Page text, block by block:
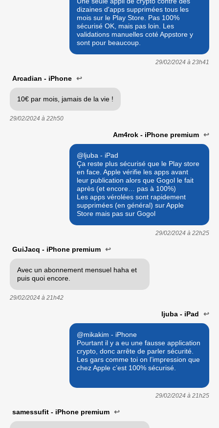
dizaines d'apps supprimées tous les
mois sur le Play Store. Pas 100%
sécurisé OK, mais pas loin. Les
validations manuelles coté Appstore y
sont pour beaucoup.
29/02/2024 à 23h41
Arcadian - iPhone ↩
10€ par mois, jamais de la vie !
29/02/2024 à 22h50
Am4rok - iPhone premium ↩
@ljuba - iPad
Ça reste plus sécurisé que le Play store
en face. Apple vérifie les apps avant
leur publication alors que Gogol le fait
après (et encore… pas à 100%)
Les apps vérolées sont rapidement
supprimées (en général) sur Apple
Store mais pas sur Gogol
29/02/2024 à 22h25
GuiJacq - iPhone premium ↩
Avec un abonnement mensuel haha et
puis quoi encore.
29/02/2024 à 21h42
ljuba - iPad ↩
@mikakim - iPhone
Pourtant il y a eu une fausse application
crypto, donc arrête de parler sécurité.
Les gars comme toi on l’impression que
chez Apple c’est 100% sécurisé.
29/02/2024 à 21h25
samessufit - iPhone premium ↩